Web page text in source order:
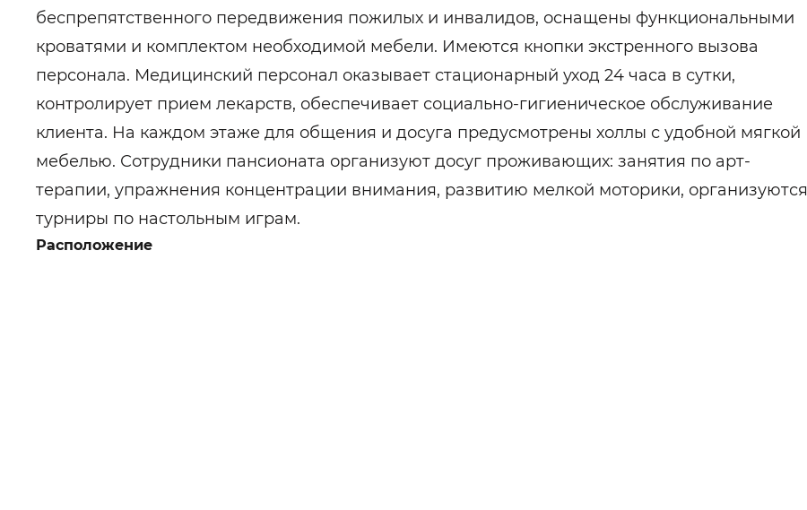
беспрепятственного передвижения пожилых и инвалидов, оснащены функциональными
кроватями и комплектом необходимой мебели. Имеются кнопки экстренного вызова
персонала. Медицинский персонал оказывает стационарный уход 24 часа в сутки,
контролирует прием лекарств, обеспечивает социально-гигиеническое обслуживание
клиента. На каждом этаже для общения и досуга предусмотрены холлы с удобной мягкой
мебелью. Сотрудники пансионата организуют досуг проживающих: занятия по арт-
терапии, упражнения концентрации внимания, развитию мелкой моторики, организуются
турниры по настольным играм.
Расположение